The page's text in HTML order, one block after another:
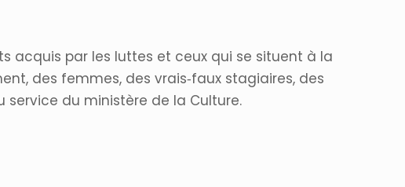
acquis par les luttes et ceux qui se situent à la
des femmes, des vrais‐faux stagiaires, des
service du ministère de la Culture.